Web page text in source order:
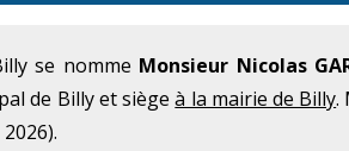
se nomme Monsieur Nicolas
de Billy et siègeà la mairie de Billy.